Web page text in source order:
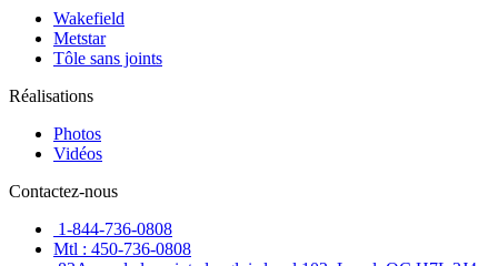
Wakefield
Metstar
Tôle sans joints
Réalisations
Photos
Vidéos
Contactez-nous
1-844-736-0808
Mtl : 450-736-0808